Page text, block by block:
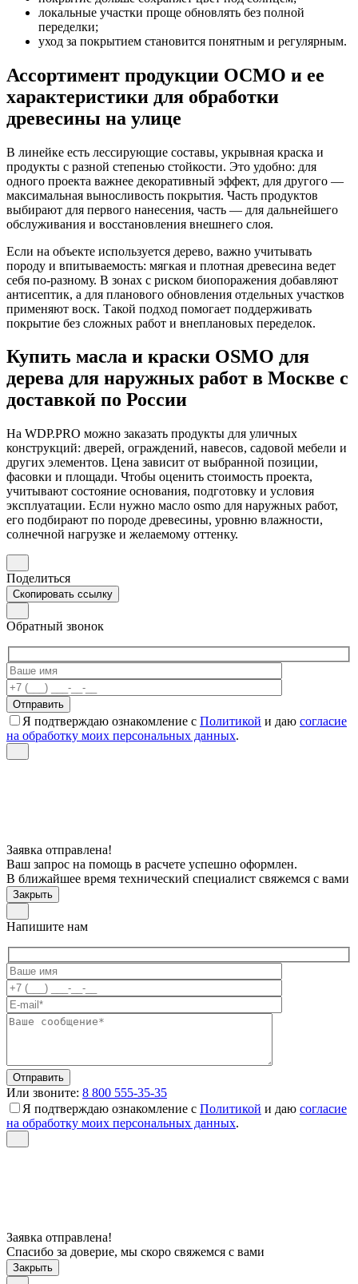
локальные участки проще обновлять без полной
переделки;
уход за покрытием становится понятным и регулярным.
Ассортимент продукции ОСМО и ее
характеристики для обработки
древесины на улице
В линейке есть лессирующие составы, укрывная краска и
продукты с разной степенью стойкости. Это удобно: для
одного проекта важнее декоративный эффект, для другого —
максимальная выносливость покрытия. Часть продуктов
выбирают для первого нанесения, часть — для дальнейшего
обслуживания и восстановления внешнего слоя.
Если на объекте используется дерево, важно учитывать
породу и впитываемость: мягкая и плотная древесина ведет
себя по-разному. В зонах с риском биопоражения добавляют
антисептик, а для планового обновления отдельных участков
применяют воск. Такой подход помогает поддерживать
покрытие без сложных работ и внеплановых переделок.
Купить масла и краски OSMO для
дерева для наружных работ в Москве с
доставкой по России
На WDP.PRO можно заказать продукты для уличных
конструкций: дверей, ограждений, навесов, садовой мебели и
других элементов. Цена зависит от выбранной позиции,
фасовки и площади. Чтобы оценить стоимость проекта,
учитывают состояние основания, подготовку и условия
эксплуатации. Если нужно масло osmo для наружных работ,
его подбирают по породе древесины, уровню влажности,
солнечной нагрузке и желаемому оттенку.
Поделиться
Скопировать ссылку
Обратный звонок
Я подтверждаю ознакомление с Политикой и даю согласие
на обработку моих персональных данных.
Заявка отправлена!
Ваш запрос на помощь в расчете успешно оформлен.
В ближайшее время технический специалист свяжемся с вами
Закрыть
Напишите нам
Или звоните: 8 800 555-35-35
Я подтверждаю ознакомление с Политикой и даю согласие
на обработку моих персональных данных.
Заявка отправлена!
Спасибо за доверие, мы скоро свяжемся с вами
Закрыть